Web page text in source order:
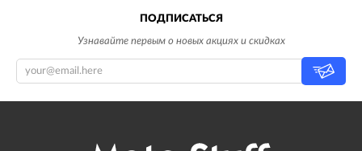
ПОДПИСАТЬСЯ
Узнавайте первым о новых акциях и скидках